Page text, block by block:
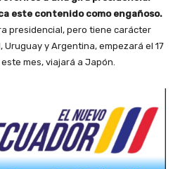
este contenido como engañoso.
presidencial, pero tiene carácter
Uruguay y Argentina, empezará el 17
mes, viajará a Japón.